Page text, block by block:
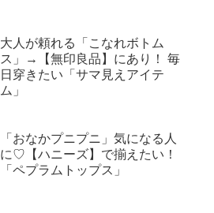
大人が頼れる「こなれボトム
ス」→【無印良品】にあり！ 毎
日穿きたい「サマ見えアイテ
ム」
「おなかプニプニ」気になる人
に♡【ハニーズ】で揃えたい！
「ペプラムトップス」